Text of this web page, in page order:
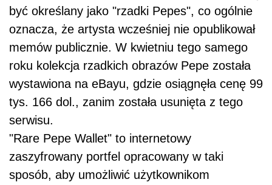
być określany jako "rzadki Pepes", co ogólnie
oznacza, że ​​​​artysta wcześniej nie opublikował
memów publicznie. W kwietniu tego samego
roku kolekcja rzadkich obrazów Pepe została
wystawiona na eBayu, gdzie osiągnęła cenę 99
tys. 166 dol., zanim została usunięta z tego
serwisu.
"Rare Pepe Wallet" to internetowy
zaszyfrowany portfel opracowany w taki
sposób, aby umożliwić użytkownikom